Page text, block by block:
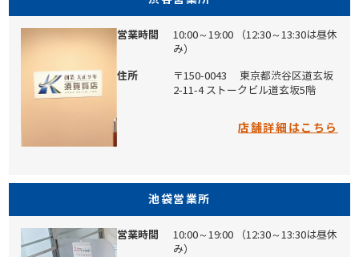
営業時間 10:00～19:00 （12:30～13:30は昼休
み）
住所
〒150-0043
東京都渋谷区道玄坂
2-11-4ストークビル道玄坂5階
店舗詳細はこちら
池袋営業所
営業時間 10:00～19:00 （12:30～13:30は昼休
み）